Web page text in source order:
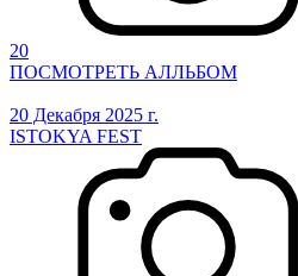
20
ПОСМОТРЕТЬ АЛЛЬБОМ
20 Декабря 2025 г.
ISTOKYA FEST